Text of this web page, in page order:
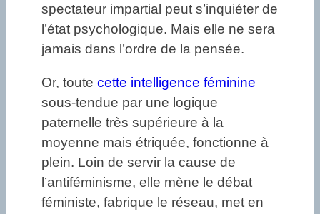
spectateur impartial peut s’inquiéter de
l’état psychologique. Mais elle ne sera
jamais dans l’ordre de la pensée.
Or, toute cette intelligence féminine
sous-tendue par une logique
paternelle très supérieure à la
moyenne mais étriquée, fonctionne à
plein. Loin de servir la cause de
l’antiféminisme, elle mène le débat
féministe, fabrique le réseau, met en